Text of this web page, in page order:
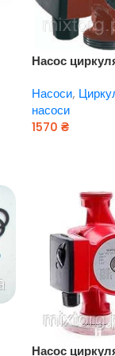
Насос
130 (Сербія!)
Насоси,
насоси
1570 ₴
Насос